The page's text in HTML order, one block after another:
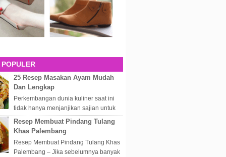
25 Resep Masakan Ayam Mudah
Dan Lengkap
Perkembangan dunia kuliner saat ini
tidak hanya menjanjikan sajian untuk
disantap nikmat sekali hap. Akan tetapi
lebih dari itu dunia kuline...
Resep Membuat Pindang Tulang
Khas Palembang
Resep Membuat Pindang Tulang Khas
Palembang – Jika sebelumnya banyak